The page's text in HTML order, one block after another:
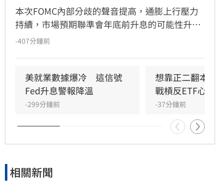
本次FOMC內部分歧的聲音提高，通膨上行壓力
持續，市場預期聯準會年底前升息的可能性升
高，凱基投信認為，升息確實會帶給金融市場波
搭配內部官員態度的分歧，使投資人質疑聯準會
在打壓通膨方面的決心。
-407分鐘前
美就業數據爆冷　這信號
Fed升息警報降溫
-299分鐘前
想靠正二翻本
戰槓反ETF心法
-37分鐘前
相關新聞